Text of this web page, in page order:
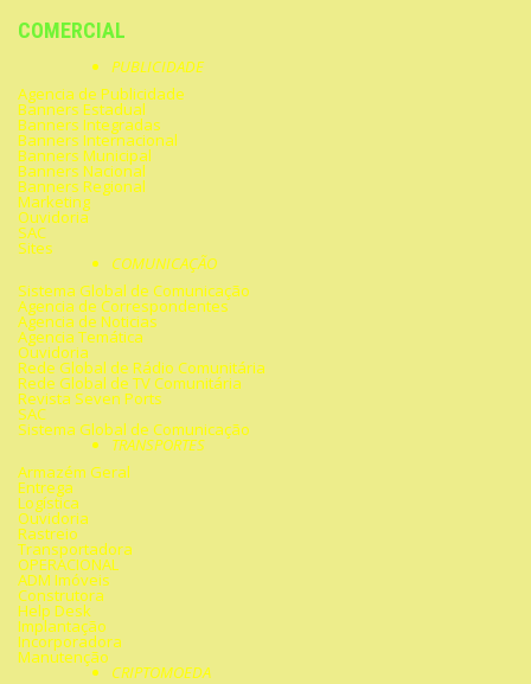
COMERCIAL
PUBLICIDADE
Agencia de Publicidade
Banners Estadual
Banners Integradas
Banners Internacional
Banners Municipal
Banners Nacional
Banners Regional
Marketing
Ouvidoria
SAC
Sites
COMUNICAÇÃO
Sistema Global de Comunicação
Agencia de Correspondentes
Agencia de Noticias
Agencia Temática
Ouvidoria
Rede Global de Rádio Comunitária
Rede Global de TV Comunitária
Revista Seven Ports
SAC
Sistema Global de Comunicação
TRANSPORTES
Armazém Geral
Entrega
Logística
Ouvidoria
Rastreio
Transportadora
OPERACIONAL
ADM Imóveis
Construtora
Help Desk
Implantação
Incorporadora
Manutenção
CRIPTOMOEDA